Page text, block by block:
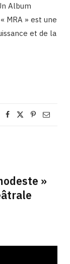
Album
MRA » est une
et de la
»